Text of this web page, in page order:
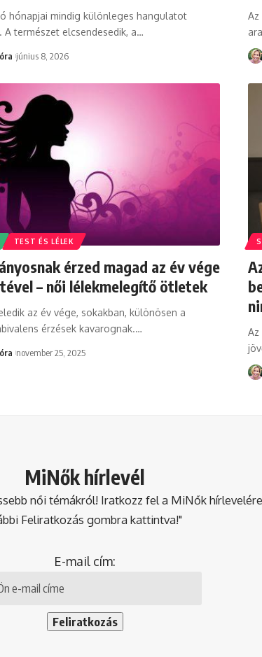
hónapjai mindig különleges hangulatot
A természet elcsendesedik, a…
június 8, 2026
TEST ÉS LÉLEK
érzed magad az év vége
– női lélekmelegítő ötletek
az év vége, sokakban, különösen a
érzések kavarognak.…
november 25, 2025
Az
MiNők hírlevél
női témákról! Iratkozz fel a MiNők
Feliratkozás gombra kattintva!"
E-mail cím: